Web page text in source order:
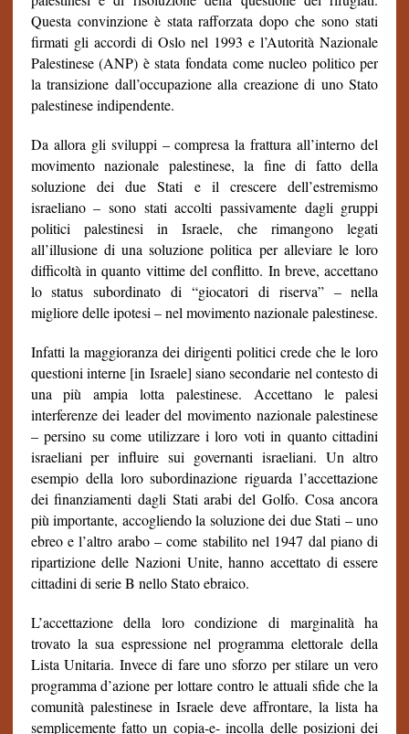
Questa convinzione è stata rafforzata dopo che sono stati
firmati gli accordi di Oslo nel 1993 e l’Autorità Nazionale
Palestinese (ANP) è stata fondata come nucleo politico per
la transizione dall’occupazione alla creazione di uno Stato
palestinese indipendente.
Da allora gli sviluppi – compresa la frattura all’interno del
movimento nazionale palestinese, la fine di fatto della
soluzione dei due Stati e il crescere dell’estremismo
israeliano – sono stati accolti passivamente dagli gruppi
politici palestinesi in Israele, che rimangono legati
all’illusione di una soluzione politica per alleviare le loro
difficoltà in quanto vittime del conflitto. In breve, accettano
lo status subordinato di “giocatori di riserva” – nella
migliore delle ipotesi – nel movimento nazionale palestinese.
Infatti la maggioranza dei dirigenti politici crede che le loro
questioni interne [in Israele] siano secondarie nel contesto di
una più ampia lotta palestinese. Accettano le palesi
interferenze dei leader del movimento nazionale palestinese
– persino su come utilizzare i loro voti in quanto cittadini
israeliani per influire sui governanti israeliani. Un altro
esempio della loro subordinazione riguarda l’accettazione
dei finanziamenti dagli Stati arabi del Golfo. Cosa ancora
più importante, accogliendo la soluzione dei due Stati – uno
ebreo e l’altro arabo – come stabilito nel 1947 dal piano di
ripartizione delle Nazioni Unite, hanno accettato di essere
cittadini di serie B nello Stato ebraico.
L’accettazione della loro condizione di marginalità ha
trovato la sua espressione nel programma elettorale della
Lista Unitaria. Invece di fare uno sforzo per stilare un vero
programma d’azione per lottare contro le attuali sfide che la
comunità palestinese in Israele deve affrontare, la lista ha
semplicemente fatto un copia-e- incolla delle posizioni dei